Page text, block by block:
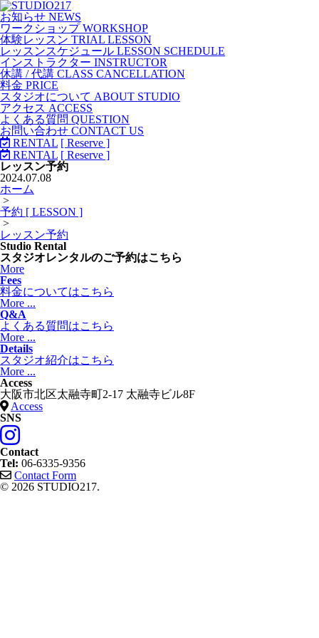
お知らせ NEWS
ワークショップ WORKSHOP
体験レッスン TRIAL LESSON
レッスンスケジュール LESSON SCHEDULE
インストラクター INSTRUCTOR
休講 / 代講 CLASS CANCELLATION
料金 PRICE
スタジオについて ABOUT STUDIO
アクセス ACCESS
よくある質問 QUESTION
お問い合わせ CONTACT US
RENTAL [ Reserve ]
RENTAL [ Reserve ]
レッスン予約
2024.07.08
ホーム
>
予約 [ LESSON ]
>
レッスン予約
Studio Rental
スタジオレンタルのご予約はこちら
More
Fees
料金についてはこちら
More ...
Q&A
よくある質問はこちら
More ...
Details
スタジオ紹介はこちら
More ...
Access
大阪市北区太融寺町2-17 太融寺ビル8F
Access
SNS
Contact
Tel: 06-6335-9356
Contact Form
© 2026 STUDIO217.